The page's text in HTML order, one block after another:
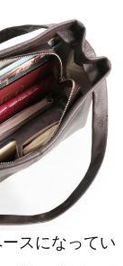
スになってい